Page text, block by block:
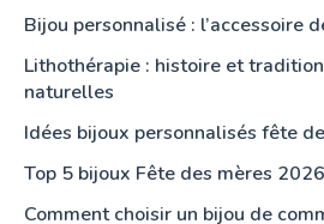
Bijou personnalisé : l’accessoire
Lithothérapie : histoire et
naturelles
Idées bijoux personnalisés fête
Top 5 bijoux Fête des mères 2026
Comment choisir un bijou de